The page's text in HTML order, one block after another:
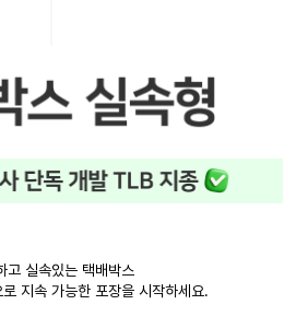
고 실속있는 택배박스
지속 가능한 포장을 시작하세요.